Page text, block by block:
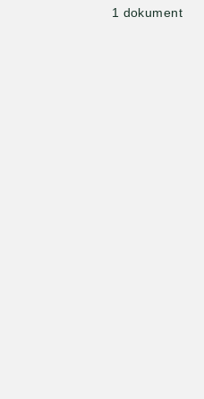
1 dokument